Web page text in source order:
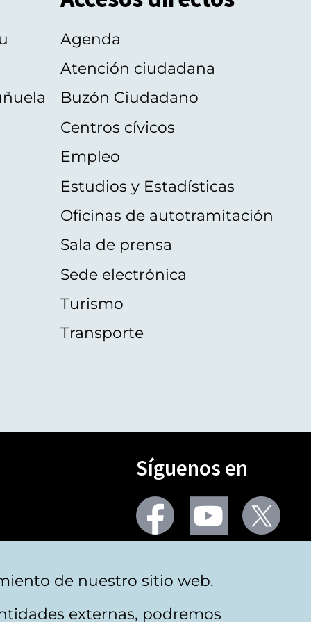
Agenda
Atención ciudadana
Buzón Ciudadano
Centros cívicos
Empleo
Estudios y Estadísticas
Oficinas de autotramitación
Sala de prensa
Sede electrónica
Turismo
Transporte
Síguenos en
Seguir
en
facebook
Seguir
en
youtubeX
de nuestro sitio web.
externas, podremos